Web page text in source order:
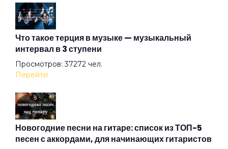
Амазонка
Ангел на свече
Ангел
Что такое терция в музыке — музыкальный
интервал в 3 ступени
Просмотров: 37272 чел.
Перейти
Новогодние песни на гитаре: список из ТОП-5
песен с аккордами, для начинающих гитаристов